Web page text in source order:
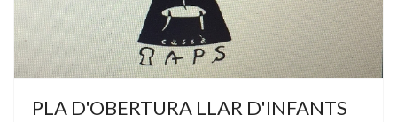
PLA D'OBERTURA LLAR D'INFANTS